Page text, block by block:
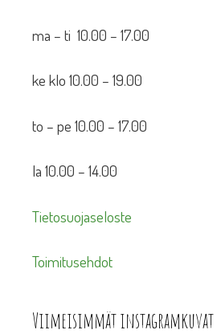
ma – ti 10.00 – 17.00
ke klo 10.00 – 19.00
to – pe 10.00 – 17.00
la 10.00 – 14.00
Tietosuojaseloste
Toimitusehdot
Viimeisimmät instagramkuvat